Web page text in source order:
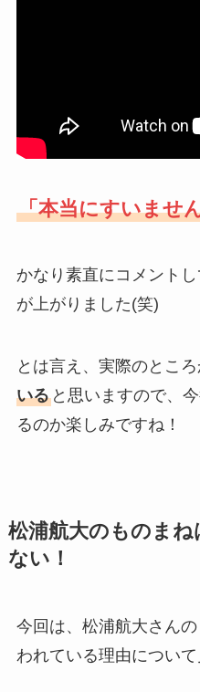
「本当にすいませ
かなり素直にコメント
が上がりました(笑)
とは言え、実際のところ
いると思いますので、
るのか楽しみですね！
松浦航大のものま
ない！
今回は、松浦航大さん
われている理由について